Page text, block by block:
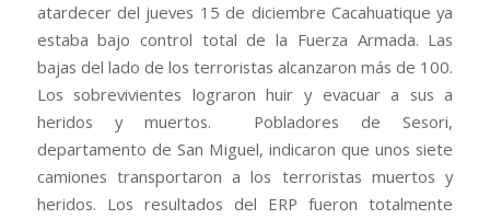
atardecer del jueves 15 de diciembre Cacahuatique ya
estaba bajo control total de la Fuerza Armada. Las
bajas del lado de los terroristas alcanzaron más de 100.
Los sobrevivientes lograron huir y evacuar a sus a
heridos y muertos. Pobladores de Sesori,
departamento de San Miguel, indicaron que unos siete
camiones transportaron a los terroristas muertos y
heridos. Los resultados del ERP fueron totalmente